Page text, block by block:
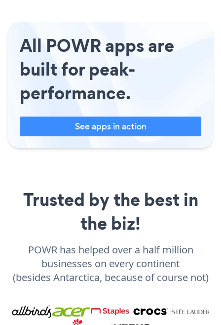
All POWR apps are
built for peak-
performance.
See apps in action
Trusted by the best in
the biz!
POWR has helped over a half million
businesses on every continent
(besides Antarctica, because of course not)